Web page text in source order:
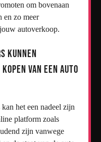
om bovenaan
en zo meer
autoverkoop.
kunnen
van een auto
het een nadeel zijn
platform zoals
zijn vanwege